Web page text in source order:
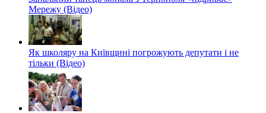
Мережу (Відео)
Як школяру на Київщині погрожують депутати і не
тільки (Відео)